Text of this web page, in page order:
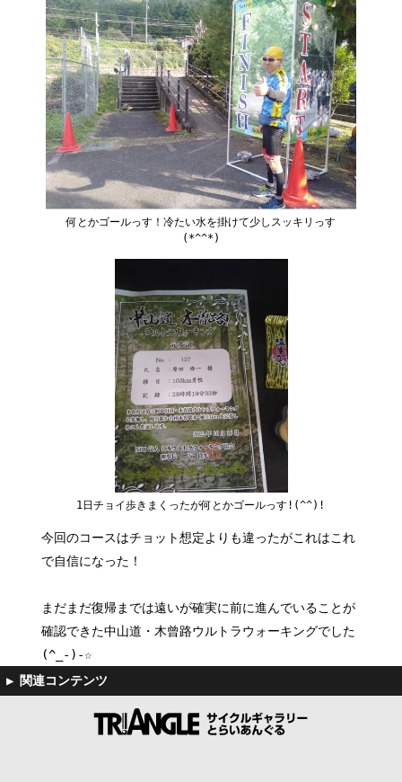
何とかゴールっす！冷たい水を掛けて少しスッキリっす
(*^^*)
1日チョイ歩きまくったが何とかゴールっす!(^^)!
今回のコースはチョット想定よりも違ったがこれはこれ
で自信になった！
まだまだ復帰までは遠いが確実に前に進んでいることが
確認できた中山道・木曾路ウルトラウォーキングでした
(^_-)-☆